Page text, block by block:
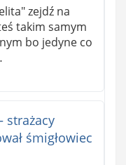
zejdź na
takim samym
bo jedyne co
strażacy
śmigłowiec